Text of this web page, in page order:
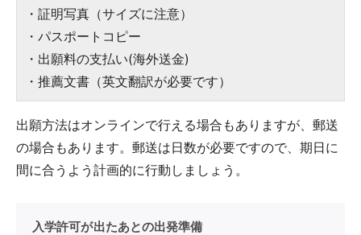
・証明写真（サイズに注意）
・パスポートコピー
・出願料の支払い(海外送金)
・推薦文書（英文翻訳が必要です）
出願方法はオンラインで行える場合もありますが、郵送
の場合もあります。郵送は日数が必要ですので、期日に
間に合うよう計画的に行動しましょう。
入学許可が出たあとの出発準備